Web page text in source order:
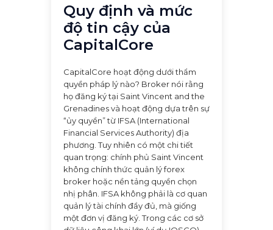
Quy định và mức
độ tin cậy của
CapitalCore
CapitalCore hoạt động dưới thẩm
quyền pháp lý nào? Broker nói rằng
họ đăng ký tại Saint Vincent and the
Grenadines và hoạt động dựa trên sự
“ủy quyền” từ IFSA (International
Financial Services Authority) địa
phương. Tuy nhiên có một chi tiết
quan trọng: chính phủ Saint Vincent
không chính thức quản lý forex
broker hoặc nền tảng quyền chọn
nhị phân. IFSA không phải là cơ quan
quản lý tài chính đầy đủ, mà giống
một đơn vị đăng ký. Trong các cơ sở